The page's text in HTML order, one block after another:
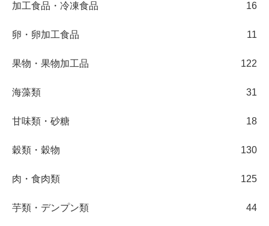
加工食品・冷凍食品 16
卵・卵加工食品 11
果物・果物加工品 122
海藻類 31
甘味類・砂糖 18
穀類・穀物 130
肉・食肉類 125
芋類・デンプン類 44